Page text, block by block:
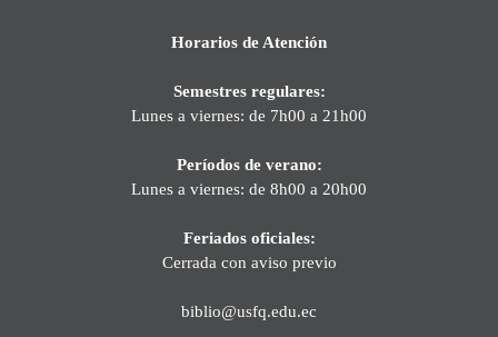
Horarios de Atención
Semestres regulares:
Lunes a viernes: de 7h00 a 21h00
Períodos de verano:
Lunes a viernes: de 8h00 a 20h00
Feriados oficiales:
Cerrada con aviso previo
biblio@usfq.edu.ec